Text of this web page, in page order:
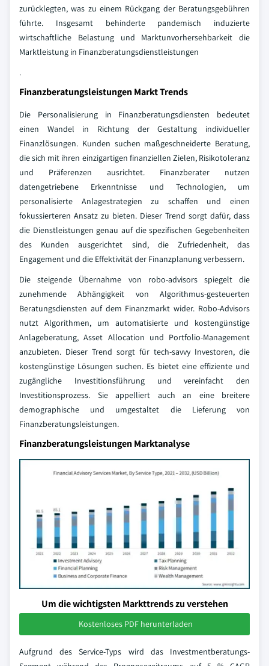
zurücklegten, was zu einem Rückgang der Beratungsgebühren
führte. Insgesamt behinderte pandemisch induzierte
wirtschaftliche Belastung und Marktunvorhersehbarkeit die
Marktleistung in Finanzberatungsdienstleistungen
.
Finanzberatungsleistungen Markt Trends
Die Personalisierung in Finanzberatungsdiensten bedeutet
einen Wandel in Richtung der Gestaltung individueller
Finanzlösungen. Kunden suchen maßgeschneiderte Beratung,
die sich mit ihren einzigartigen finanziellen Zielen, Risikotoleranz
und Präferenzen ausrichtet. Finanzberater nutzen
datengetriebene Erkenntnisse und Technologien, um
personalisierte Anlagestrategien zu schaffen und einen
fokussierteren Ansatz zu bieten. Dieser Trend sorgt dafür, dass
die Dienstleistungen genau auf die spezifischen Gegebenheiten
des Kunden ausgerichtet sind, die Zufriedenheit, das
Engagement und die Effektivität der Finanzplanung verbessern.
Die steigende Übernahme von robo-advisors spiegelt die
zunehmende Abhängigkeit von Algorithmus-gesteuerten
Beratungsdiensten auf dem Finanzmarkt wider. Robo-Advisors
nutzt Algorithmen, um automatisierte und kostengünstige
Anlageberatung, Asset Allocation und Portfolio-Management
anzubieten. Dieser Trend sorgt für tech-savvy Investoren, die
kostengünstige Lösungen suchen. Es bietet eine effiziente und
zugängliche Investitionsführung und vereinfacht den
Investitionsprozess. Sie appelliert auch an eine breitere
demographische und umgestaltet die Lieferung von
Finanzberatungsleistungen.
Finanzberatungsleistungen Marktanalyse
Um die wichtigsten Markttrends zu verstehen
Kostenloses PDF herunterladen
Aufgrund des Service-Typs wird das Investmentberatungs-